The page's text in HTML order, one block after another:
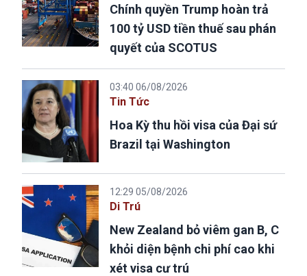
Chính quyền Trump hoàn trả
100 tỷ USD tiền thuế sau phán
quyết của SCOTUS
03:40 06/08/2026
Tin Tức
Hoa Kỳ thu hồi visa của Đại sứ
Brazil tại Washington
12:29 05/08/2026
Di Trú
New Zealand bỏ viêm gan B, C
khỏi diện bệnh chi phí cao khi
xét visa cư trú